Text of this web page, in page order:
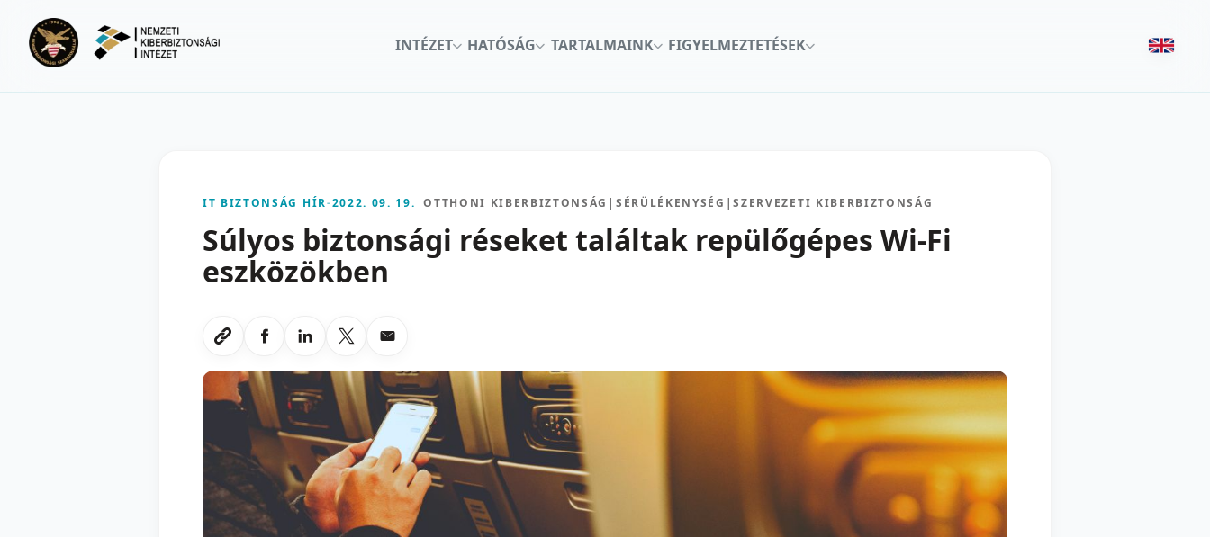
INTÉZET
HATÓSÁG TARTALMAINK FIGYELMEZTETÉSEK
IT BIZTONSÁG HÍR-2022. 09. 19. OTTHONI KIBERBIZTONSÁG | SÉRÜLÉKENYSÉG |SZERVEZETI KIBERBIZTONSÁG
Súlyos biztonsági réseket találtak repülőgépes Wi-Fi
eszközökben
Link masolasa
Megosztas Facebookon
Megosztas LinkedInen
Megosztas X-en
Megosztas emailben